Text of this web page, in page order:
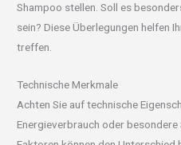
Shampoo stellen. Soll es
sein? Diese Überlegungen helfen
treffen.
Technische Merkmale
Achten Sie auf technische
Energieverbrauch oder